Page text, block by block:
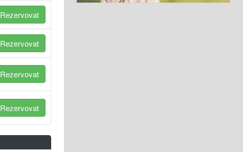
Rezervovat
Rezervovat
Rezervovat
Rezervovat